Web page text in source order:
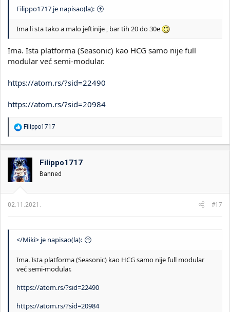
Filippo1717 je napisao(la):
Ima li sta tako a malo jeftinije , bar tih 20 do 30e
Ima. Ista platforma (Seasonic) kao HCG samo nije full
modular već semi-modular.
https://atom.rs/?sid=22490
https://atom.rs/?sid=20984
R
o
v
a
n
:
Filippo1717
Filippo1717
Banned
02.11.2021. #17
</Miki> je napisao(la):
Ima. Ista platforma (Seasonic) kao HCG samo nije full modular
već semi-modular.
https://atom.rs/?sid=22490
https://atom.rs/?sid=20984